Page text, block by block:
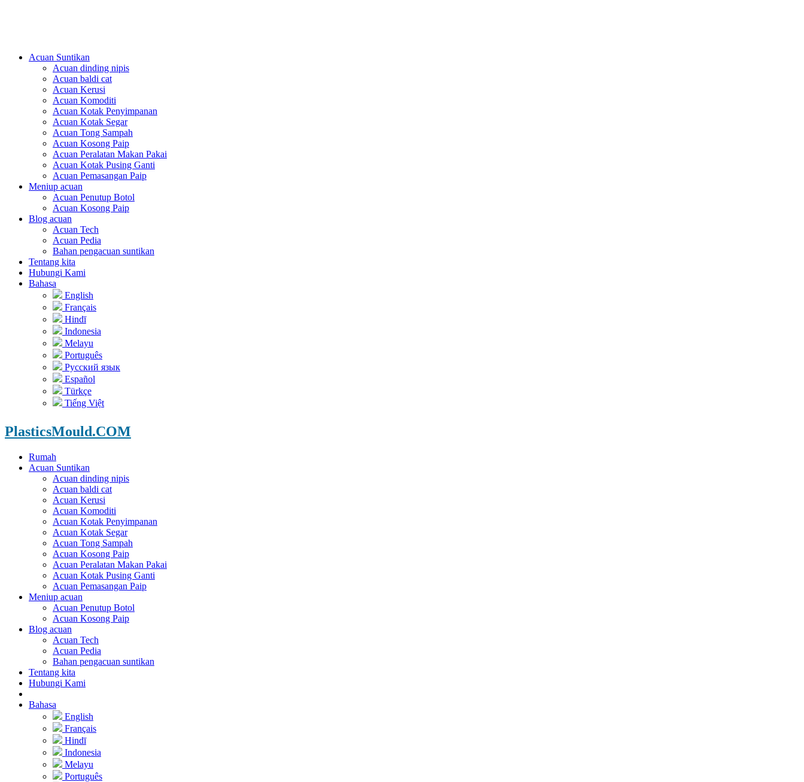
Acuan Suntikan
Acuan dinding nipis
Acuan baldi cat
Acuan Kerusi
Acuan Komoditi
Acuan Kotak Penyimpanan
Acuan Kotak Segar
Acuan Tong Sampah
Acuan Kosong Paip
Acuan Peralatan Makan Pakai
Acuan Kotak Pusing Ganti
Acuan Pemasangan Paip
Meniup acuan
Acuan Penutup Botol
Acuan Kosong Paip
Blog acuan
Acuan Tech
Acuan Pedia
Bahan pengacuan suntikan
Tentang kita
Hubungi Kami
Bahasa
English
Français
Hindī
Indonesia
Melayu
Português
Русский язык
Español
Türkçe
Tiếng Việt
PlasticsMould.COM
Rumah
Acuan Suntikan
Acuan dinding nipis
Acuan baldi cat
Acuan Kerusi
Acuan Komoditi
Acuan Kotak Penyimpanan
Acuan Kotak Segar
Acuan Tong Sampah
Acuan Kosong Paip
Acuan Peralatan Makan Pakai
Acuan Kotak Pusing Ganti
Acuan Pemasangan Paip
Meniup acuan
Acuan Penutup Botol
Acuan Kosong Paip
Blog acuan
Acuan Tech
Acuan Pedia
Bahan pengacuan suntikan
Tentang kita
Hubungi Kami
Bahasa
English
Français
Hindī
Indonesia
Melayu
Português